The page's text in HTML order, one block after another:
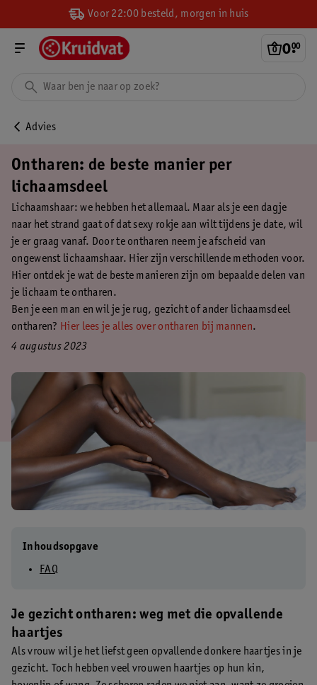
Voor 22:00 besteld, morgen in huis
0.
00
Advies
Ontharen: de beste manier per
lichaamsdeel
Lichaamshaar: we hebben het allemaal. Maar als je een dagje
naar het strand gaat of dat sexy rokje aan wilt tijdens je date, wil
je er graag vanaf. Door te ontharen neem je afscheid van
ongewenst lichaamshaar. Hier zijn verschillende methoden voor.
Hier ontdek je wat de beste manieren zijn om bepaalde delen van
je lichaam te ontharen.
Ben je een man en wil je je rug, gezicht of ander lichaamsdeel
ontharen? Hier lees je alles over ontharen bij mannen.
4 augustus 2023
Inhoudsopgave
FAQ
Je gezicht ontharen: weg met die opvallende
haartjes
Als vrouw wil je het liefst geen opvallende donkere haartjes in je
gezicht. Toch hebben veel vrouwen haartjes op hun kin,